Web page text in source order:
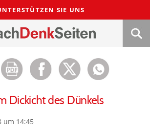
SIE UNS
Dickicht des Dünkels
um 14:45